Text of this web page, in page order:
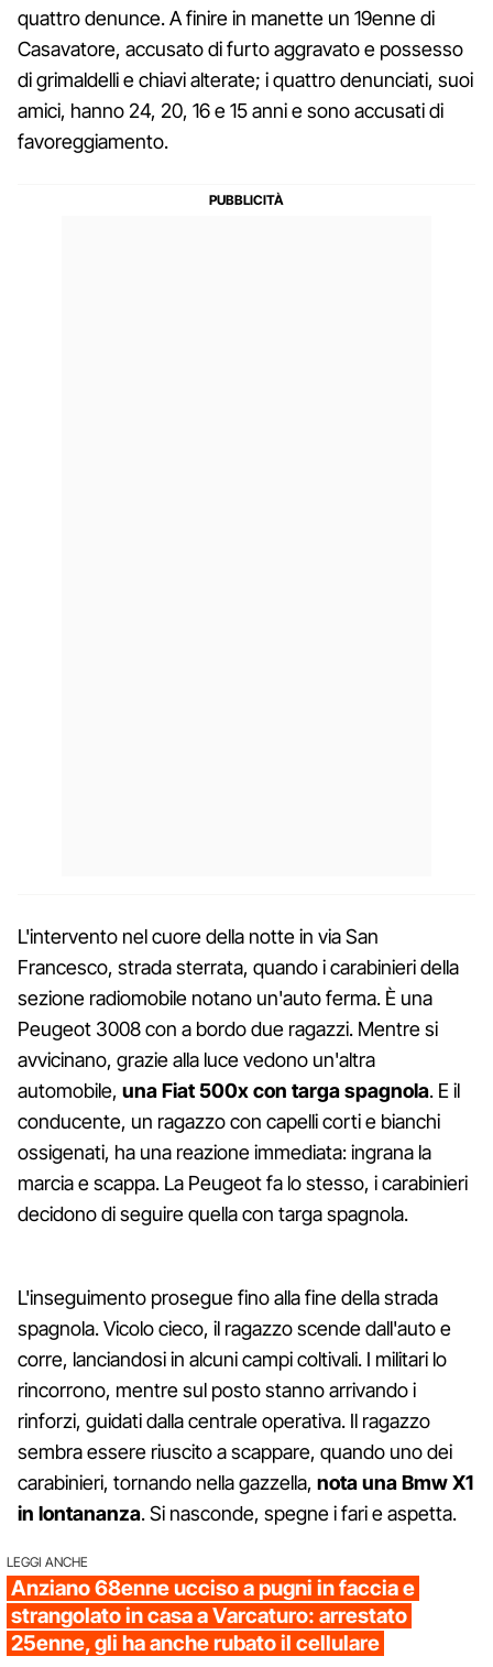
quattro denunce. A finire in manette un 19enne di
Casavatore, accusato di furto aggravato e possesso
di grimaldelli e chiavi alterate; i quattro denunciati, suoi
amici, hanno 24, 20, 16 e 15 anni e sono accusati di
favoreggiamento.
L'intervento nel cuore della notte in via San
Francesco, strada sterrata, quando i carabinieri della
sezione radiomobile notano un'auto ferma. È una
Peugeot 3008 con a bordo due ragazzi. Mentre si
avvicinano, grazie alla luce vedono un'altra
automobile, una Fiat 500x con targa spagnola. E il
conducente, un ragazzo con capelli corti e bianchi
ossigenati, ha una reazione immediata: ingrana la
marcia e scappa. La Peugeot fa lo stesso, i carabinieri
decidono di seguire quella con targa spagnola.
L'inseguimento prosegue fino alla fine della strada
spagnola. Vicolo cieco, il ragazzo scende dall'auto e
corre, lanciandosi in alcuni campi coltivali. I militari lo
rincorrono, mentre sul posto stanno arrivando i
rinforzi, guidati dalla centrale operativa. Il ragazzo
sembra essere riuscito a scappare, quando uno dei
carabinieri, tornando nella gazzella, nota una Bmw X1
in lontananza. Si nasconde, spegne i fari e aspetta.
LEGGI ANCHE
Anziano 68enne ucciso a pugni in faccia e
strangolato in casa a Varcaturo: arrestato
25enne, gli ha anche rubato il cellulare